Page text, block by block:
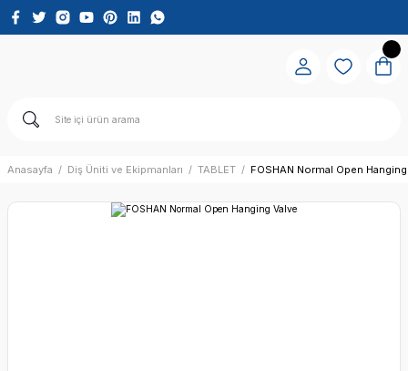
Anasayfa Diş Üniti ve Ekipmanları TABLET FOSHAN Normal Open